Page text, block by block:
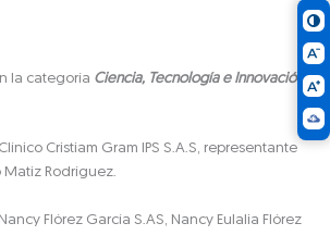
la categoría Ciencia, Tecnología e Innovación
Cristiam Gram IPS S.A.S, representante
Matiz Rodríguez.
Flórez García S.AS, Nancy Eulalia Flórez